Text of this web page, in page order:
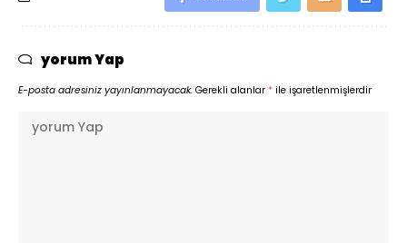
yorum Yap
E-posta adresiniz yayınlanmayacak. Gerekli alanlar * ile işaretlenmişlerdir